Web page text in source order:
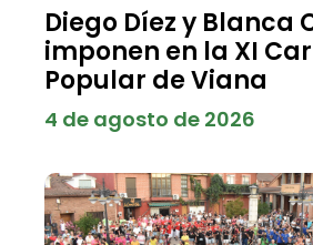
Diego Díez y Blanca
imponen en la XI
Popular de Viana
4 de agosto de 2026